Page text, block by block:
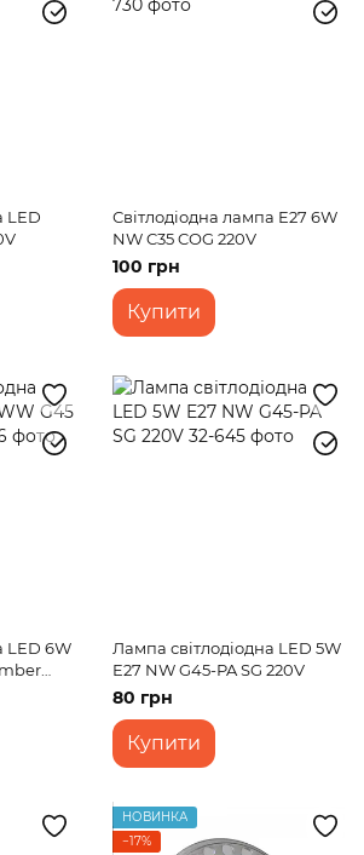
LED
Світлодіодна лампа E27 6W
NW C35 COG 220V
100 грн
Купити
LED 6W
Лампа світлодіодна LED 5W
E27 NW G45-PA SG 220V
80 грн
Купити
НОВИНКА
−17%